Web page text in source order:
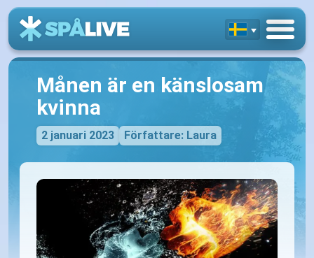
Månen är en känslosam
kvinna
2 januari 2023 Författare: Laura